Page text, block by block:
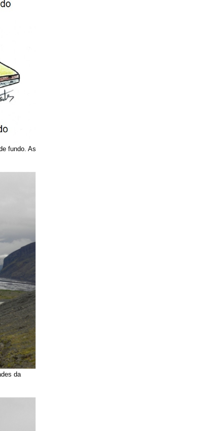
fundo. As
da